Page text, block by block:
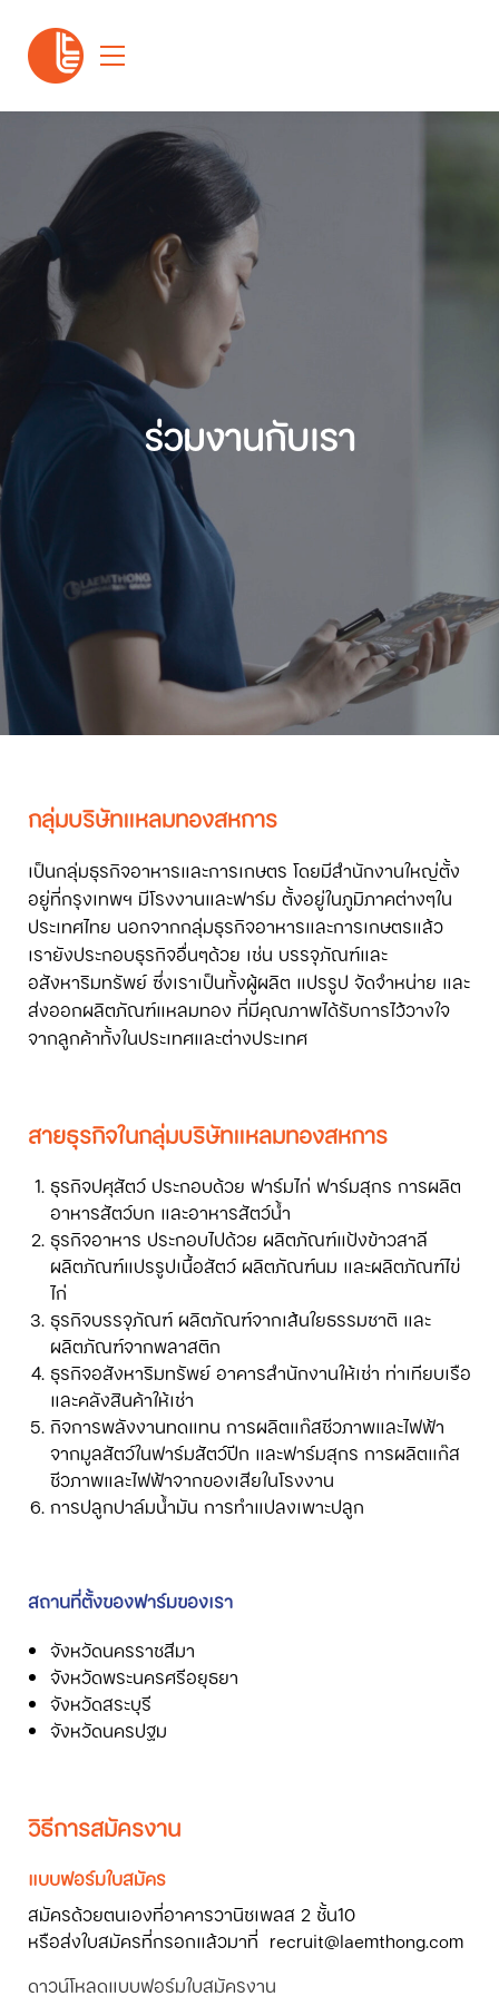
ร่วมงานกับเรา
กลุ่มบริษัทแหลมทองสหการ
เป็นกลุ่มธุรกิจอาหารและการเกษตร โดยมีสำนักงานใหญ่ตั้ง
อยู่ที่กรุงเทพฯ มีโรงงานและฟาร์ม ตั้งอยู่ในภูมิภาคต่างๆใน
ประเทศไทย นอกจากกลุ่มธุรกิจอาหารและการเกษตรแล้ว
เรายังประกอบธุรกิจอื่นๆด้วย เช่น บรรจุภัณฑ์และ
อสังหาริมทรัพย์ ซึ่งเราเป็นทั้งผู้ผลิต แปรรูป จัดจำหน่าย และ
ส่งออกผลิตภัณฑ์แหลมทอง ที่มีคุณภาพได้รับการไว้วางใจ
จากลูกค้าทั้งในประเทศและต่างประเทศ
สายธุรกิจในกลุ่มบริษัทแหลมทองสหการ
ธุรกิจปศุสัตว์ ประกอบด้วย ฟาร์มไก่ ฟาร์มสุกร การผลิต
อาหารสัตว์บก และอาหารสัตว์น้ำ
ธุรกิจอาหาร ประกอบไปด้วย ผลิตภัณฑ์แป้งข้าวสาลี
ผลิตภัณฑ์แปรรูปเนื้อสัตว์ ผลิตภัณฑ์นม และผลิตภัณฑ์ไข่
ไก่
ธุรกิจบรรจุภัณฑ์ ผลิตภัณฑ์จากเส้นใยธรรมชาติ และ
ผลิตภัณฑ์จากพลาสติก
ธุรกิจอสังหาริมทรัพย์ อาคารสำนักงานให้เช่า ท่าเทียบเรือ
และคลังสินค้าให้เช่า
กิจการพลังงานทดแทน การผลิตแก๊สชีวภาพและไฟฟ้า
จากมูลสัตว์ในฟาร์มสัตว์ปีก และฟาร์มสุกร การผลิตแก๊ส
ชีวภาพและไฟฟ้าจากของเสียในโรงงาน
การปลูกปาล์มน้ำมัน การทำแปลงเพาะปลูก
สถานที่ตั้งของฟาร์มของเรา
จังหวัดนครราชสีมา
จังหวัดพระนครศรีอยุธยา
จังหวัดสระบุรี
จังหวัดนครปฐม
วิธีการสมัครงาน
แบบฟอร์มใบสมัคร
สมัครด้วยตนเองที่อาคารวานิชเพลส 2 ชั้น10
หรือส่งใบสมัครที่กรอกแล้วมาที่ recruit@laemthong.com
ดาวน์โหลดแบบฟอร์มใบสมัครงาน